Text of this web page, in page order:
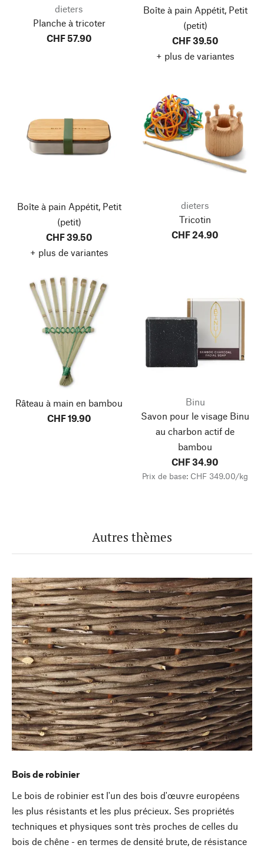
dieters
Planche à tricoter
CHF 57.90
Boîte à pain Appétit, Petit
(petit)
CHF 39.50
+ plus de variantes
Boîte à pain Appétit, Petit
(petit)
CHF 39.50
+ plus de variantes
dieters
Tricotin
CHF 24.90
Râteau à main en bambou
CHF 19.90
Binu
Savon pour le visage Binu
au charbon actif de
bambou
CHF 34.90
Prix de base: CHF 349.00/kg
Autres thèmes
Bois de robinier
Le bois de robinier est l'un des bois d'œuvre européens
les plus résistants et les plus précieux. Ses propriétés
techniques et physiques sont très proches de celles du
bois de chêne - en termes de densité brute, de résistance